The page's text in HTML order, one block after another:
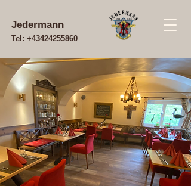
Jedermann
Tel: +43424255860